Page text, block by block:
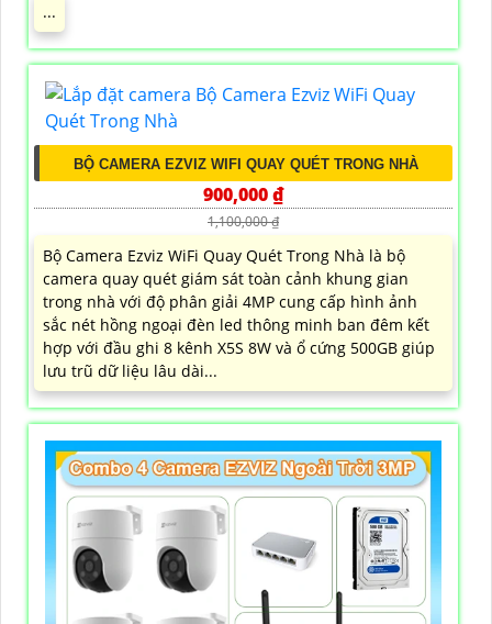
...
BỘ CAMERA EZVIZ WIFI QUAY QUÉT TRONG NHÀ
900,000 ₫
1,100,000 ₫
Bộ Camera Ezviz WiFi Quay Quét Trong Nhà là bộ
camera quay quét giám sát toàn cảnh khung gian
trong nhà với độ phân giải 4MP cung cấp hình ảnh
sắc nét hồng ngoại đèn led thông minh ban đêm kết
hợp với đầu ghi 8 kênh X5S 8W và ổ cứng 500GB giúp
lưu trũ dữ liệu lâu dài...